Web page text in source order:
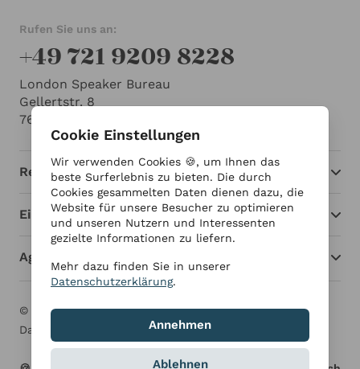
Rufen Sie uns an:
+49 721 9209 8228
London Speaker Bureau
Gellertstr. 8
76185 Karlsruhe
Redner
Einblicke
Agentur
© London Speaker Bureau 2026
Impressum
Datenschutzerklärung
Cookie Einstellungen
Wir verwenden Cookies 🍪, um Ihnen das
beste Surferlebnis zu bieten. Die durch
Cookies gesammelten Daten dienen dazu, die
Website für unsere Besucher zu optimieren
und unseren Nutzern und Interessenten
gezielte Informationen zu liefern.
Mehr dazu finden Sie in unserer
Datenschutzerklärung.
Annehmen
Ablehnen